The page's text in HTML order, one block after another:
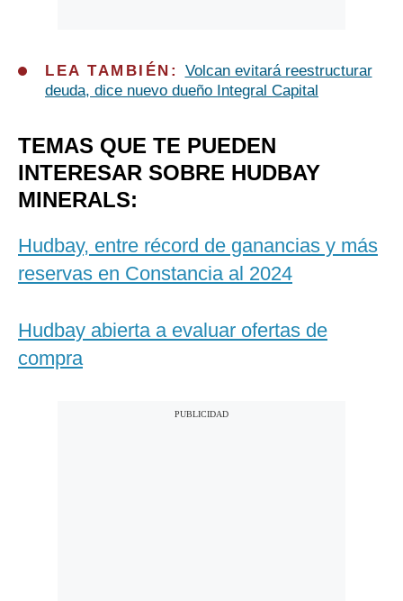
LEA TAMBIÉN: Volcan evitará reestructurar
deuda, dice nuevo dueño Integral Capital
TEMAS QUE TE PUEDEN
INTERESAR SOBRE HUDBAY
MINERALS:
Hudbay, entre récord de ganancias y más
reservas en Constancia al 2024
Hudbay abierta a evaluar ofertas de
compra